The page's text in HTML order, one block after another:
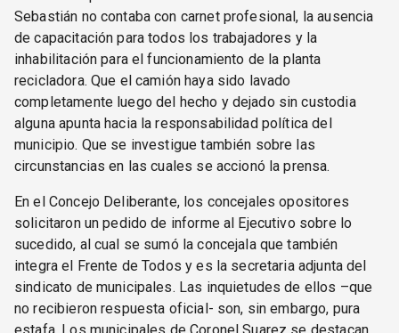
Sebastián no contaba con carnet profesional, la ausencia
de capacitación para todos los trabajadores y la
inhabilitación para el funcionamiento de la planta
recicladora. Que el camión haya sido lavado
completamente luego del hecho y dejado sin custodia
alguna apunta hacia la responsabilidad política del
municipio. Que se investigue también sobre las
circunstancias en las cuales se accionó la prensa.
En el Concejo Deliberante, los concejales opositores
solicitaron un pedido de informe al Ejecutivo sobre lo
sucedido, al cual se sumó la concejala que también
integra el Frente de Todos y es la secretaria adjunta del
sindicato de municipales. Las inquietudes de ellos –que
no recibieron respuesta oficial- son, sin embargo, pura
estafa. Los municipales de Coronel Suarez se destacan